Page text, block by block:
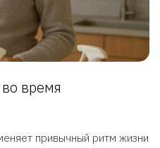
время
привычный ритм жизни